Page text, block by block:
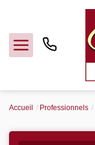
Accueil Professionnels